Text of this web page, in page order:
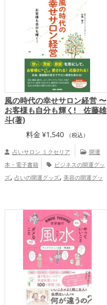
け・整理整頓の開運グッズ
パワースポッ
トの開運グッズ
心理学の開運グッズ
恋愛運アップ,結婚運アップ
仕事運アップ,健康運アップ
庭運・家族運アップ, 総合運・全体運アッ
風の時代の幸せサロン経営 〜
お客様も自分も輝く! 佐藤雄
斗(著)
料金 ¥1,540 （税込）
占いサロン ミクセリア
開運
本・電子書籍
ビジネスの開運グッ
ズ, 占いの開運グッズ, 美容の開運グッ